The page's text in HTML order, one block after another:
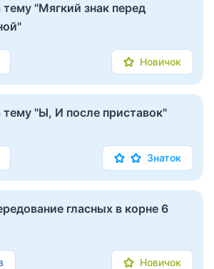
тему "Мягкий знак перед
Новичок
тему "Ы, И после приставок"
Знаток
гласных в корне 6
Новичок